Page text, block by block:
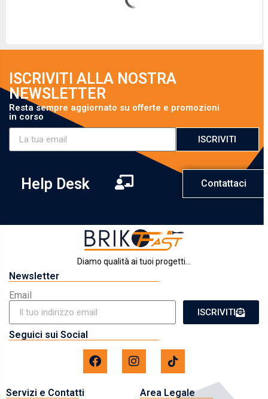
ISCRIVITI ALLA NOSTRA
NEWSLETTER
Resta sempre aggiornato su offerte e promozioni
in corso
ISCRIVITI
Help Desk Contattaci
Diamo qualità ai tuoi progetti...
Newsletter
Email
ISCRIVITI
Seguici sui Social
Servizi e Contatti Area Legale